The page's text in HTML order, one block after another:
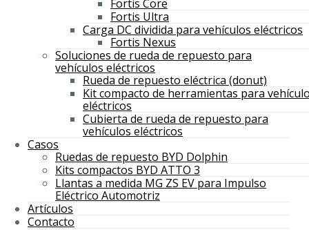
Fortis Core
Fortis Ultra
Carga DC dividida para vehículos eléctricos
Fortis Nexus
Soluciones de rueda de repuesto para
vehículos eléctricos
Rueda de repuesto eléctrica (donut)
Kit compacto de herramientas para
eléctricos
Cubierta de rueda de repuesto para
vehículos eléctricos
Casos
Ruedas de repuesto BYD Dolphin
Kits compactos BYD ATTO 3
Llantas a medida MG ZS EV para Impulso
Eléctrico Automotriz
Artículos
Contacto